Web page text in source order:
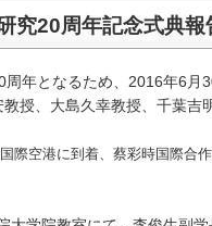
究20周年記念式典報
年となるため、2016年6
授、大島久幸教授、千葉吉
際空港に到着、蔡彩時国際合